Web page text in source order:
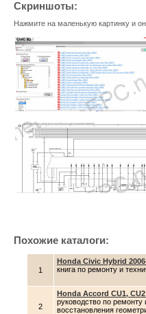
Скриншоты:
Нажмите на маленькую картинку и
Похожие каталоги:
1
Honda Civic Hybrid
книга по ремонту и
2
Honda Accord CU1, CU2
руководство по
восстановления